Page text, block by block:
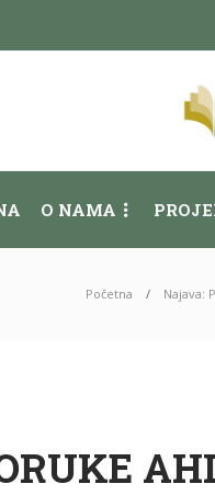
O NAMA
Početna Najava: